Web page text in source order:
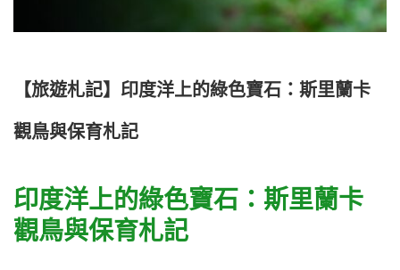
【旅遊札記】印度洋上的綠色寶石：斯里蘭卡
觀鳥與保育札記
印度洋上的綠色寶石：斯里蘭卡
觀鳥與保育札記